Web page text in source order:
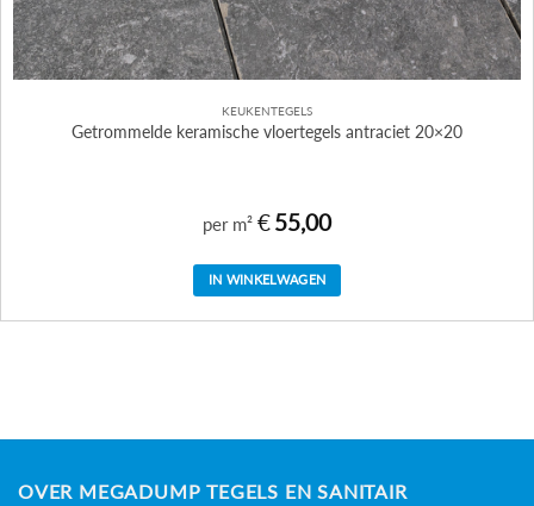
KEUKENTEGELS
Getrommelde keramische vloertegels antraciet 20×20
per m² €55,00
IN WINKELWAGEN
OVER MEGADUMP TEGELS EN SANITAIR